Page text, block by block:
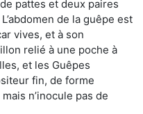
pattes et deux paires
de la guêpe est
vives, et à son
relié à une poche à
et les Guêpes
fin, de forme
n’inocule pas de